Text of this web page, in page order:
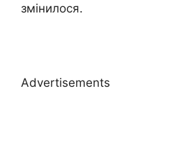
змінилося.
Advertisements